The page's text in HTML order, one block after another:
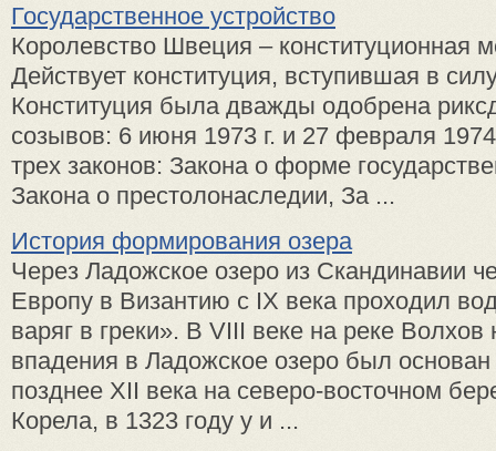
Государственное устройство
Королевство Швеция – конституционная
Действует конституция, вступившая в
Конституция была дважды одобрена
созывов: 6 июня 1973 г. и 27 февраля
трех законов: Закона о форме
Закона о престолонаследии, За ...
История формирования озера
Через Ладожское озеро из Скандинавии
Европу в Византию с IX века проходил
варяг в греки». В VIII веке на реке Волхов
впадения в Ладожское озеро был основан
позднее XII века на северо-восточном
Корела, в 1323 году у и ...